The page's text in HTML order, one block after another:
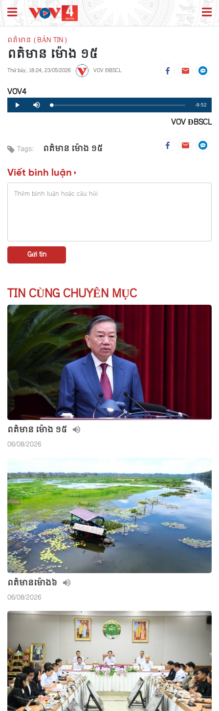
ពត៌មាន (BẢN TIN)
ពត៌មាន ម៉ោង ១៥
Thứ bảy, 18:24, 23/05/2026 VOV ĐBSCL
VOV4
Play Mute Loaded:
0%
Progress:
0%
Remaining
Time
-9:52
VOV ĐBSCL
Tags: ពត៌មាន ម៉ោង ១៥
Viết bình luận
TIN CÙNG CHUYÊN MỤC
ពត៌មាន ម៉ោង ១៥
06/08/2026
ពត៌មាន​ម៉ោង៦
06/08/2026